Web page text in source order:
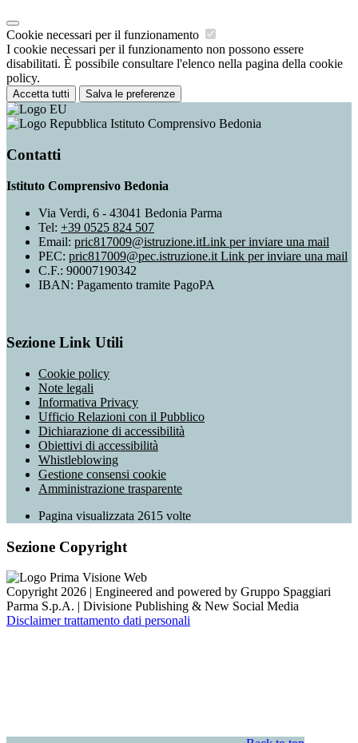
Cookie necessari per il funzionamento
I cookie necessari per il funzionamento non possono essere
disabilitati. È possibile consultare l'elenco nella pagina della cookie
policy.
Accetta tutti Salva le preferenze
Istituto Comprensivo Bedonia
Contatti
Istituto Comprensivo Bedonia
Via Verdi, 6 - 43041 Bedonia Parma
Tel: +39 0525 824 507
Email: pric817009@istruzione.itLink per inviare una mail
PEC: pric817009@pec.istruzione.it Link per inviare una mail
C.F.: 90007190342
IBAN: Pagamento tramite PagoPA
Sezione Link Utili
Cookie policy
Note legali
Informativa Privacy
Ufficio Relazioni con il Pubblico
Dichiarazione di accessibilità
Obiettivi di accessibilità
Whistleblowing
Gestione consensi cookie
Amministrazione trasparente
Pagina visualizzata 2615 volte
Sezione Copyright
Copyright 2026 | Engineered and powered by Gruppo Spaggiari
Parma S.p.A. | Divisione Publishing & New Social Media
Disclaimer trattamento dati personali